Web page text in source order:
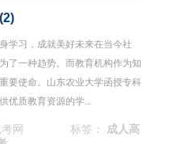
学习，成就美好未来在当今社
了一种趋势。而教育机构作为知
要使命。山东农业大学函授专科
优质教育资源的学...
网 标签：
成人高